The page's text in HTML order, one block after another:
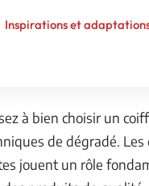
Inspirations et
à bien choisir un
de dégradé. Les
jouent un rôle